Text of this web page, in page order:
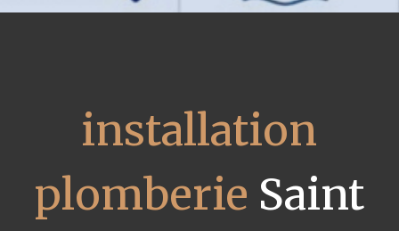
installation
plomberie Saint